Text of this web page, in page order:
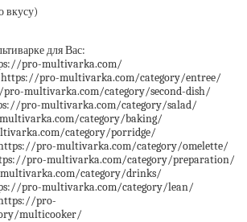
вкусу)
для Вас:
pro-multivarka.com/
https://pro-multivarka.com/category/entree/
multivarka.com/category/second-dish/
pro-multivarka.com/category/salad/
category/baking/
category/porridge/
pro-multivarka.com/category/omelette/
pro-multivarka.com/category/preparation/
category/drinks/
pro-multivarka.com/category/lean/
https://pro-
multicooker/